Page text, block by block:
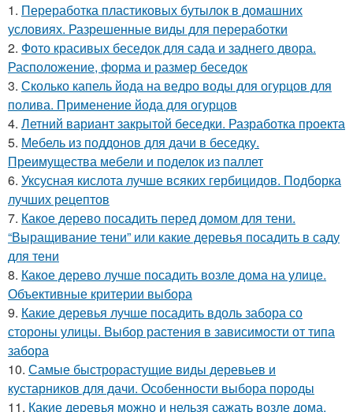
1. Переработка пластиковых бутылок в домашних
условиях. Разрешенные виды для переработки
2. Фото красивых беседок для сада и заднего двора.
Расположение, форма и размер беседок
3. Сколько капель йода на ведро воды для огурцов для
полива. Применение йода для огурцов
4. Летний вариант закрытой беседки. Разработка проекта
5. Мебель из поддонов для дачи в беседку.
Преимущества мебели и поделок из паллет
6. Уксусная кислота лучше всяких гербицидов. Подборка
лучших рецептов
7. Какое дерево посадить перед домом для тени.
“Выращивание тени” или какие деревья посадить в саду
для тени
8. Какое дерево лучше посадить возле дома на улице.
Объективные критерии выбора
9. Какие деревья лучше посадить вдоль забора со
стороны улицы. Выбор растения в зависимости от типа
забора
10. Самые быстрорастущие виды деревьев и
кустарников для дачи. Особенности выбора породы
11. Какие деревья можно и нельзя сажать возле дома.